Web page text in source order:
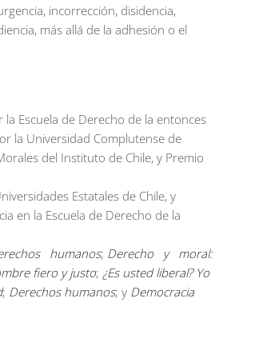
incorrección, disidencia,
más allá de la adhesión o el
la Escuela de Derecho de la entonces
la Universidad Complutense de
del Instituto de Chile, y Premio
Estatales de Chile, y
en la Escuela de Derecho de la
humanos; Derecho y moral:
fiero y justo;¿Es usted liberal? Yo
; Derechos humanos; y Democracia